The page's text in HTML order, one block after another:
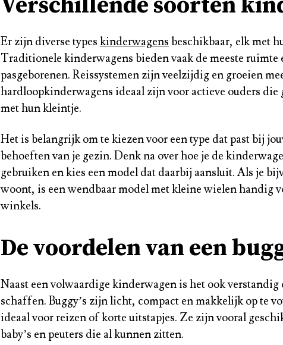
Er zijn diverse types kinderwagens beschikbaar, elk met
Traditionele kinderwagens bieden vaak de meeste ruimte
pasgeborenen. Reissystemen zijn veelzijdig en groeien
hardloopkinderwagens ideaal zijn voor actieve ouders die
met hun kleintje.
Het is belangrijk om te kiezen voor een type dat past bij
behoeften van je gezin. Denk na over hoe je de
gebruiken en kies een model dat daarbij aansluit. Als je
woont, is een wendbaar model met kleine wielen handig
winkels.
De voordelen van een
Naast een volwaardige kinderwagen is het ook verstandig
schaffen. Buggy’s zijn licht, compact en makkelijk op te
ideaal voor reizen of korte uitstapjes. Ze zijn vooral
baby’s en peuters die al kunnen zitten.